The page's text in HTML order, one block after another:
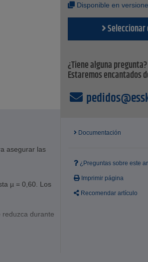
asegurar las
µ = 0,60. Los
durante
Disponible en
¿Tiene alguna pregunta?
Estaremos encantados
Documentación
¿Preguntas sobre este
Imprimir página
Recomendar artículo